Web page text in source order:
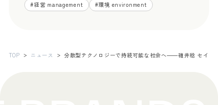
#経営 management #環境 environment
TOP ニュース 分散型テクノロジーで持続可能な社会へ――碓井稔 セイコ